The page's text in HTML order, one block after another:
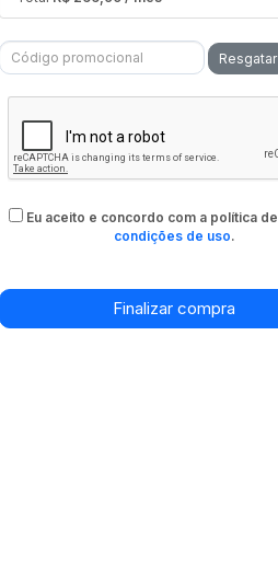
Resgatar
Eu aceito e concordo com a política de
condições de uso.
Finalizar compra